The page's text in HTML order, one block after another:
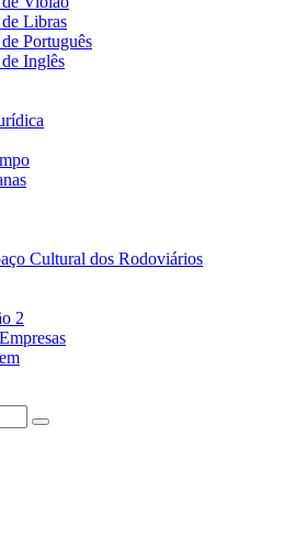
Libras
Português
Inglês
Cultural dos Rodoviários
2